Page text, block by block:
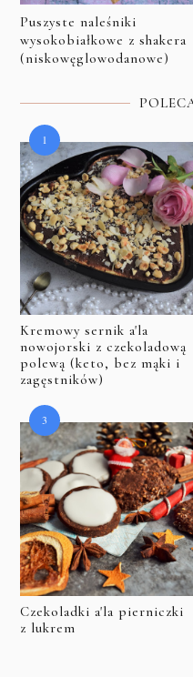
Puszyste naleśniki
wysokobiałkowe z shakera
(niskowęglowodanowe)
Kremowy sernik a'la
nowojorski z czekoladową
polewą (keto, bez mąki i
zagęstników)
Czekoladki a'la pierniczki
z lukrem